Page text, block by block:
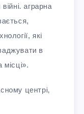
аграрна
які
в
центрі,